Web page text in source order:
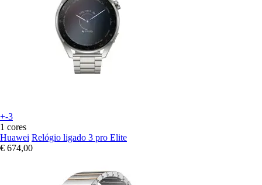
+-3
1 cores
Huawei Relógio ligado 3 pro Elite
€ 674,00